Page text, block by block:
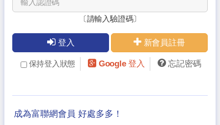
〔請輸入驗證碼〕
登入 新會員註冊
保持登入狀態 Google 登入 忘記密碼
成為富聯網會員 好處多多！